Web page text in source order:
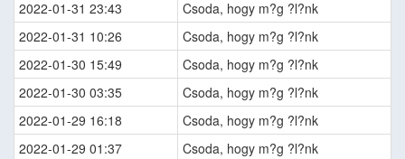
2022-01-31 23:43
Csoda, hogy m?g ?l?nk
2022-01-31 10:26
Csoda, hogy m?g ?l?nk
2022-01-30 15:49
Csoda, hogy m?g ?l?nk
2022-01-30 03:35
Csoda, hogy m?g ?l?nk
2022-01-29 16:18
Csoda, hogy m?g ?l?nk
2022-01-29 01:37
Csoda, hogy m?g ?l?nk